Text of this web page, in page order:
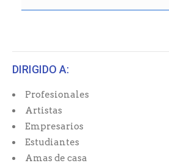
DIRIGIDO A:
Profesionales
Artistas
Empresarios
Estudiantes
Amas de casa